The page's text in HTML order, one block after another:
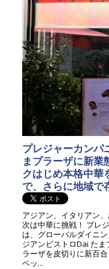
プレジャーカンパ
まプラーザに新業
クはじめ本格中華
で、さらに地域で
アジアン、イタリアン
次は中華に挑戦！ プレ
は、グローバルダイニ
ジアンビストロDai た
ラーザを皮切りに新百
ベッ...